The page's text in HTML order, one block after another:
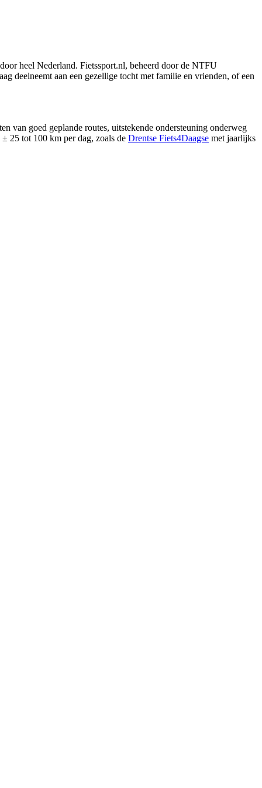
heel Nederland. Fietssport.nl, beheerd door de NTFU
deelneemt aan een gezellige tocht met familie en vrienden, of een
van goed geplande routes, uitstekende ondersteuning onderweg
25 tot 100 km per dag, zoals de Drentse Fiets4Daagse met jaarlijks